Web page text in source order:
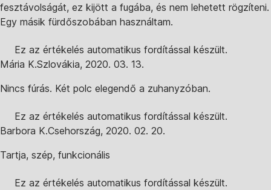
fesztávolságát, ez kijött a fugába, és nem lehetett rögzíteni.
Egy másik fürdőszobában használtam.
Ez az értékelés automatikus fordítással készült.
Mária K.Szlovákia, 2020. 03. 13.
Nincs fúrás. Két polc elegendő a zuhanyzóban.
Ez az értékelés automatikus fordítással készült.
Barbora K.Csehország, 2020. 02. 20.
Tartja, szép, funkcionális
Ez az értékelés automatikus fordítással készült.